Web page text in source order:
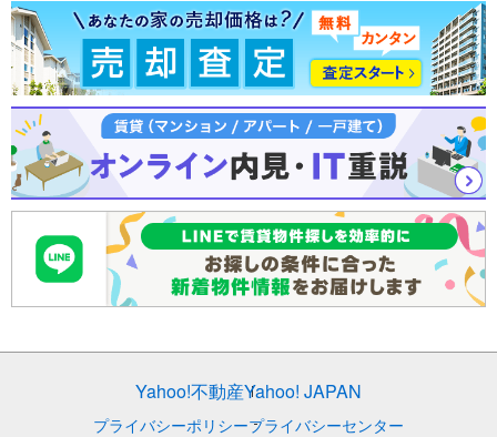
Yahoo!不動産Yahoo! JAPAN
プライバシーポリシープライバシーセンター